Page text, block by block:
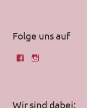
Folge uns auf
Wir sind dabei: